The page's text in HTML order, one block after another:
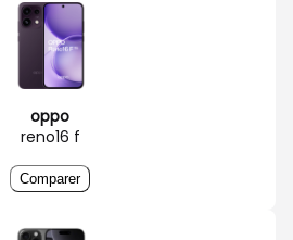
oppo
reno16 f
Comparer